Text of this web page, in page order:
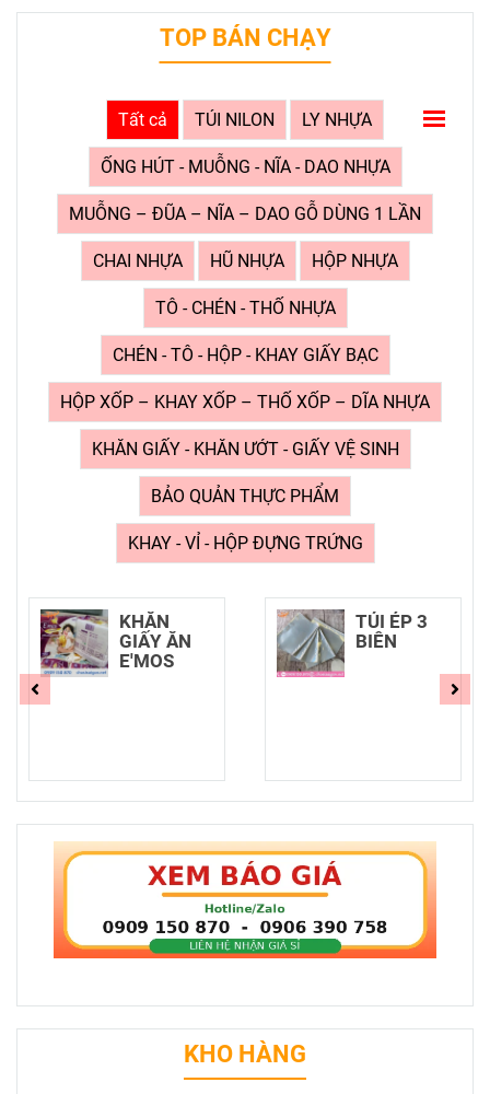
TOP BÁN CHẠY
Tất cả TÚI NILON LY NHỰA
ỐNG HÚT - MUỖNG - NĨA - DAO NHỰA
MUỖNG – ĐŨA – NĨA – DAO GỖ DÙNG 1 LẦN
CHAI NHỰA HŨ NHỰA HỘP NHỰA
TÔ - CHÉN - THỐ NHỰA
CHÉN - TÔ - HỘP - KHAY GIẤY BẠC
HỘP XỐP – KHAY XỐP – THỐ XỐP – DĨA NHỰA
KHĂN GIẤY - KHĂN ƯỚT - GIẤY VỆ SINH
BẢO QUẢN THỰC PHẨM
KHAY - VỈ - HỘP ĐỰNG TRỨNG
KHĂN
GIẤY ĂN
E'MOS
TÚI ÉP 3
BIÊN
KHO HÀNG